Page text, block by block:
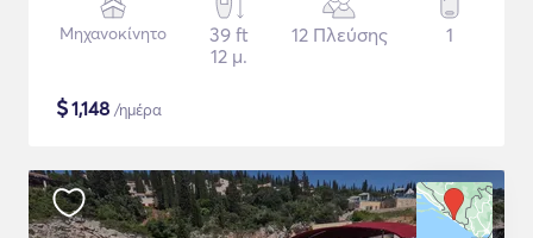
Μηχανοκίνητο
39 ft
12 μ.
12 Πλεύσης 1
$1,148 /ημέρα